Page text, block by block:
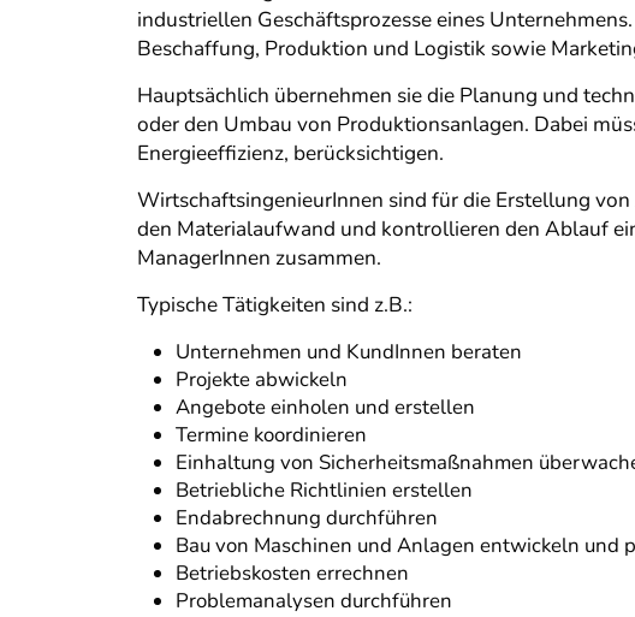
industriellen Geschäftsprozesse eines
Beschaffung, Produktion und Logistik sowie
Hauptsächlich übernehmen sie die Planung und
oder den Umbau von Produktionsanlagen. Dabei
Energieeffizienz, berücksichtigen.
WirtschaftsingenieurInnen sind für die Erstellung
den Materialaufwand und kontrollieren den Ablauf
ManagerInnen zusammen.
Typische Tätigkeiten sind z.B.:
Unternehmen und KundInnen beraten
Projekte abwickeln
Angebote einholen und erstellen
Termine koordinieren
Einhaltung von Sicherheitsmaßnahmen
Betriebliche Richtlinien erstellen
Endabrechnung durchführen
Bau von Maschinen und Anlagen entwickeln und
Betriebskosten errechnen
Problemanalysen durchführen